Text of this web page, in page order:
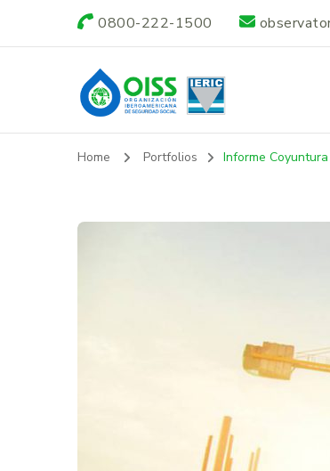
0800-222-1500
Observatorio
Home Portfolios Informe Coyuntura